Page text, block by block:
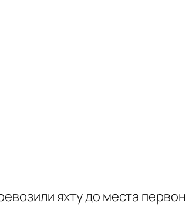
яхту до места